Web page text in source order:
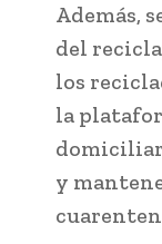
Además,
del
los
la
y